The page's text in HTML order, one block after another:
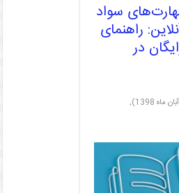
سواد
راهنمای
در
1398)
,